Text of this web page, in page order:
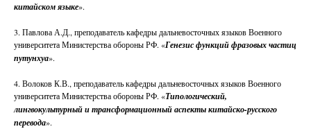
китайском языке».
3. Павлова А.Д., преподаватель кафедры дальневосточных языков Военного
университета Министерства обороны РФ. «Генезис функций фразовых частиц
путунхуа».
4. Волоков К.В., преподаватель кафедры дальневосточных языков Военного
университета Министерства обороны РФ. «Типологический,
лингвокультурный и трансформационный аспекты китайско-русского
перевода».